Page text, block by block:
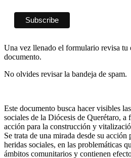
Una vez llenado el formulario revisa tu
documento.
No olvides revisar la bandeja de spam.
Este documento busca hacer visibles
sociales de la Diócesis de Querétaro, a
acción para la construcción y
Se trata de una mirada desde su acción
heridas sociales, en las problemáticas
ámbitos comunitarios y contienen